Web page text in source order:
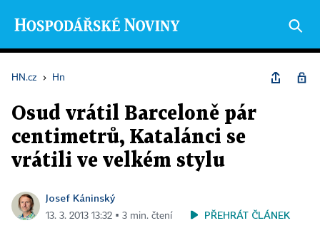
HN.cz › Hn
Osud vrátil Barceloně pár
centimetrů, Katalánci se
vrátili ve velkém stylu
Josef Káninský
13. 3. 2013 13:32 ▪ 3 min. čtení PŘEHRÁT ČLÁNEK